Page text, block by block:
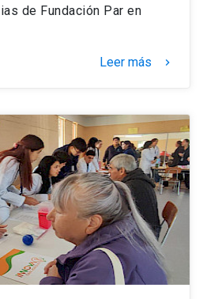
de Fundación Par en
Leer más keyboard_arrow_right